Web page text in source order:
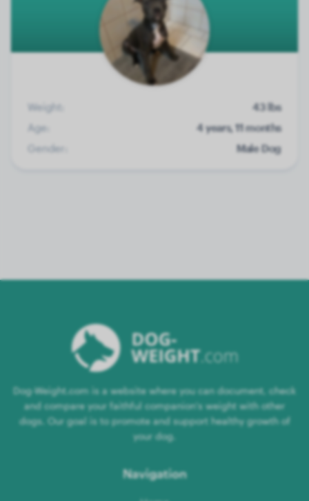
Weight:
43 lbs
Age:
4 years, 11 months
Gender:
Male Dog
Dog-Weight.com is a website where you can document, check
and compare your faithful companion's weight with other
dogs. Our goal is to promote and support healthy growth of
your dog.
Navigation